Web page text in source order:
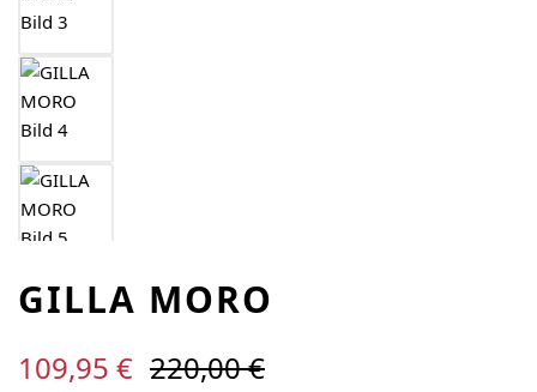
GILLA MORO
Verkaufspreis:
109,95 € Regulärer Preis:
220,00 €